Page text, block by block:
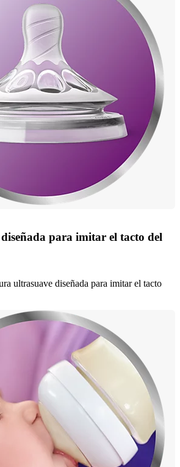
para imitar el tacto del
ultrasuave diseñada para imitar el tacto